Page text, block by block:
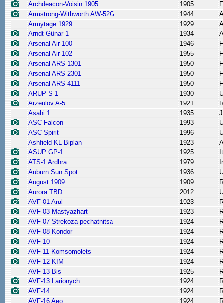
Archdeacon-Voisin 1905
1905
Armstrong-Withworth AW-52G
1944
Armytage 1929
1929
Arndt Günar 1
1934
Arsenal Air-100
1946
Arsenal Air-102
1955
Arsenal ARS-1301
1950
Arsenal ARS-2301
1950
Arsenal ARS-4111
1950
ARUP S-1
1930
Arzeulov A-5
1921
Asahi 1
1935
ASC Falcon
1993
ASC Spirit
1996
Ashfield KL Biplan
1923
ASUP GP-1
1925
ATS-1 Ardhra
1979
Auburn Sun Spot
1936
August 1909
1909
Aurora TBD
2012
AVF-01 Aral
1923
AVF-03 Mastyazhart
1923
AVF-07 Strekoza-pechatnitsa
1924
AVF-08 Kondor
1924
AVF-10
1924
AVF-11 Komsomolets
1924
AVF-12 KIM
1924
AVF-13 Bis
1925
AVF-13 Larionych
1924
AVF-14
1924
AVF-16 Aeo
1924